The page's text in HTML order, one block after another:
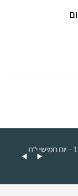
סיור סליחות 11/9 – יום חמישי י"ח